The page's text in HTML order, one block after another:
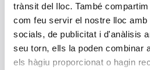
trànsit del lloc. També
com feu servir el nostre lloc
socials, de publicitat i d'anàlisis
seu torn, ells la poden combinar
els hàgiu proporcionat o hagin
Responsables del área
Penedès visitan las
CLILAB Diagnòstics
15 ABRIL 2024